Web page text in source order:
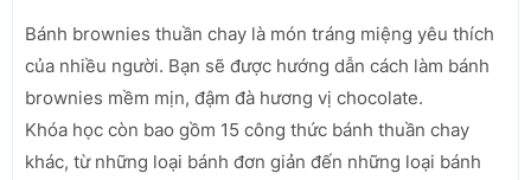
Bánh brownies thuần chay là món tráng miệng yêu thích
của nhiều người. Bạn sẽ được hướng dẫn cách làm bánh
brownies mềm mịn, đậm đà hương vị chocolate.
Khóa học còn bao gồm 15 công thức bánh thuần chay
khác, từ những loại bánh đơn giản đến những loại bánh